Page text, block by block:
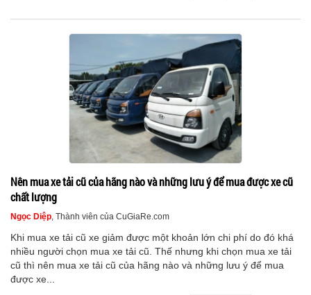
Nên mua xe tải cũ của hãng nào và những lưu ý để mua được xe cũ
chất lượng
Ngọc Diệp, Thành viên của CuGiaRe.com
Khi mua xe tải cũ xe giảm được một khoản lớn chi phí do đó khá
nhiều người chọn mua xe tải cũ. Thế nhưng khi chọn mua xe tải
cũ thì nên mua xe tải cũ của hãng nào và những lưu ý để mua
được xe...